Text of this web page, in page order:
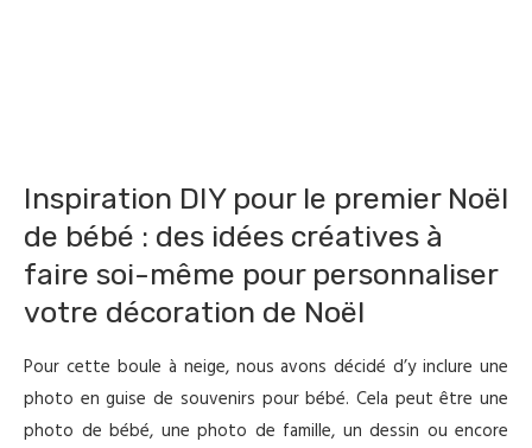
Inspiration DIY pour le premier Noël
de bébé : des idées créatives à
faire soi-même pour personnaliser
votre décoration de Noël
Pour cette boule à neige, nous avons décidé d’y inclure une
photo en guise de souvenirs pour bébé. Cela peut être une
photo de bébé, une photo de famille, un dessin ou encore